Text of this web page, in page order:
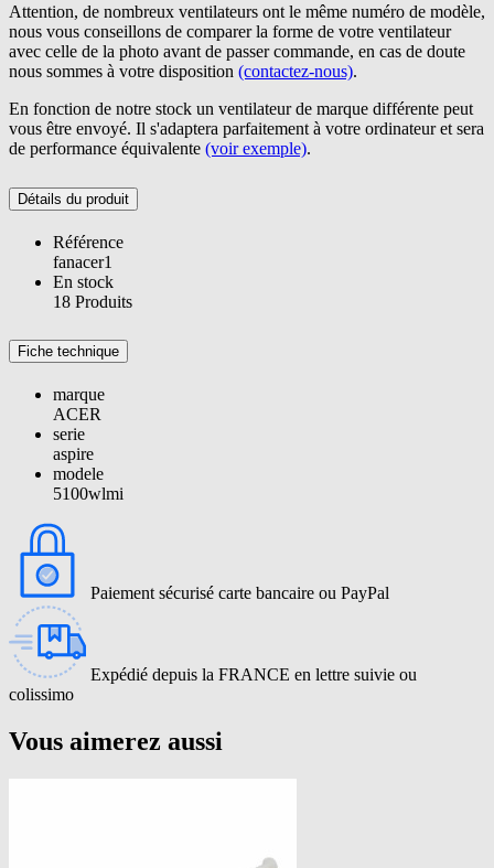
Attention, de nombreux ventilateurs ont le même numéro de modèle,
nous vous conseillons de comparer la forme de votre ventilateur
avec celle de la photo avant de passer commande, en cas de doute
nous sommes à votre disposition (contactez-nous).
En fonction de notre stock un ventilateur de marque différente peut
vous être envoyé. Il s'adaptera parfaitement à votre ordinateur et sera
de performance équivalente (voir exemple).
Détails du produit
Référence
fanacer1
En stock
18 Produits
Fiche technique
marque
ACER
serie
aspire
modele
5100wlmi
Paiement sécurisé carte bancaire ou PayPal
Expédié depuis la FRANCE en lettre suivie ou
colissimo
Vous aimerez aussi